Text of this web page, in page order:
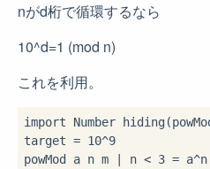
nがd桁で循環するなら
10^d=1 (mod n)
これを利用。
import Number hiding
target = 10^9
powMod a n m
n < 3 = a^n